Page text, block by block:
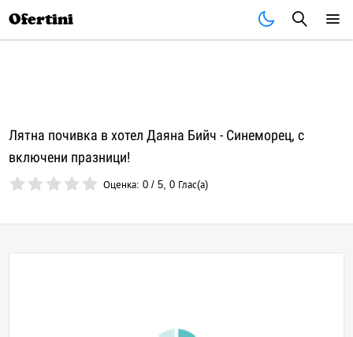
Ofertini
Лятна почивка в хотел Даяна Бийч - Синеморец, с
включени празници!
Оценка:0 /5,0 Глас(а)